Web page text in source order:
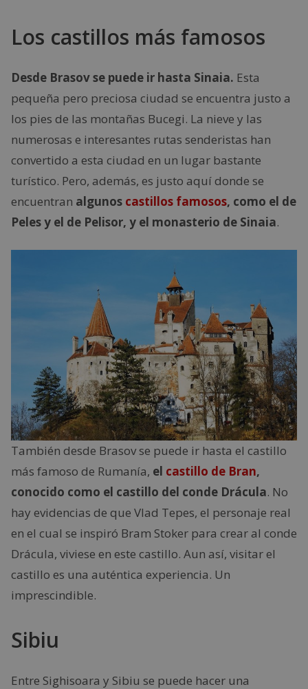
Los castillos más famosos
Desde Brasov se puede ir hasta Sinaia. Esta
pequeña pero preciosa ciudad se encuentra justo a
los pies de las montañas Bucegi. La nieve y las
numerosas e interesantes rutas senderistas han
convertido a esta ciudad en un lugar bastante
turístico. Pero, además, es justo aquí donde se
encuentran algunos castillos famosos, como el de
Peles y el de Pelisor, y el monasterio de Sinaia.
También desde Brasov se puede ir hasta el castillo
más famoso de Rumanía, el castillo de Bran,
conocido como el castillo del conde Drácula. No
hay evidencias de que Vlad Tepes, el personaje real
en el cual se inspiró Bram Stoker para crear al conde
Drácula, viviese en este castillo. Aun así, visitar el
castillo es una auténtica experiencia. Un
imprescindible.
Sibiu
Entre Sighisoara y Sibiu se puede hacer una